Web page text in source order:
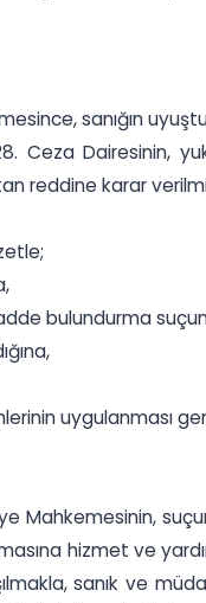
sanığın
Dairesinin,
reddine karar
bulundurma
uygulanması
Mahkemesinin,
hizmet ve
sanık ve